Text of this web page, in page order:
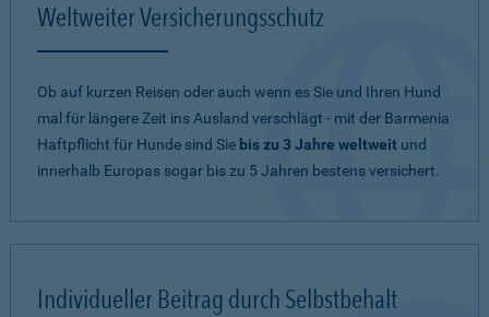
Weltweiter Versicherungsschutz
Ob auf kurzen Reisen oder auch wenn es Sie und Ihren Hund
mal für längere Zeit ins Ausland verschlägt - mit der Barmenia
Haftpflicht für Hunde sind Sie bis zu 3 Jahre weltweit und
innerhalb Europas sogar bis zu 5 Jahren bestens versichert.
Individueller Beitrag durch Selbstbehalt